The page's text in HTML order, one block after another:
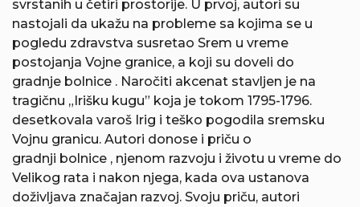
svrstanih u četiri prostorije. U prvoj, autori su
nastojali da ukažu na probleme sa kojima se u
pogledu zdravstva susretao Srem u vreme
postojanja Vojne granice, a koji su doveli do
gradnje bolnice . Naročiti akcenat stavljen je na
tragičnu „Irišku kugu” koja je tokom 1795-1796.
desetkovala varoš Irig i teško pogodila sremsku
Vojnu granicu. Autori donose i priču o
gradnji bolnice , njenom razvoju i životu u vreme do
Velikog rata i nakon njega, kada ova ustanova
doživljava značajan razvoj. Svoju priču, autori